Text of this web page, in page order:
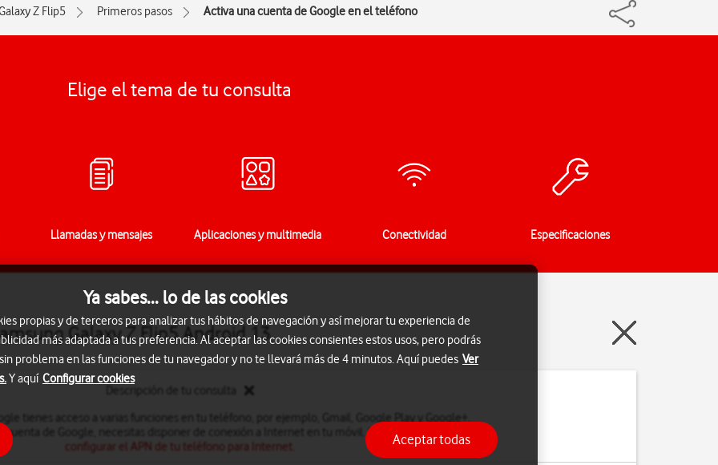
Z Flip5 Primeros pasos Activa una cuenta de Google en el teléfono
Elige el tema de tu consulta
Llamadas y mensajes Aplicaciones y multimedia Conectividad Especificaciones
Galaxy Z Flip5 Android 13
cuenta de Google, necesitas disponer de conexión a Internet en tu móvil. Si no tienes, puedes
configurar el APN de tu teléfono para Internet
Ya sabes... lo de las cookies
propias y de terceros para analizar tus hábitos de navegación y así mejorar tu experiencia de
más adaptada a tus preferencia. Al aceptar las cookies consientes estos usos, pero podrás
problema en las funciones de tu navegador y no te llevará más de 4 minutos. Aquí puedes Ver
Y aquí Configurar cookies
Aceptar todas